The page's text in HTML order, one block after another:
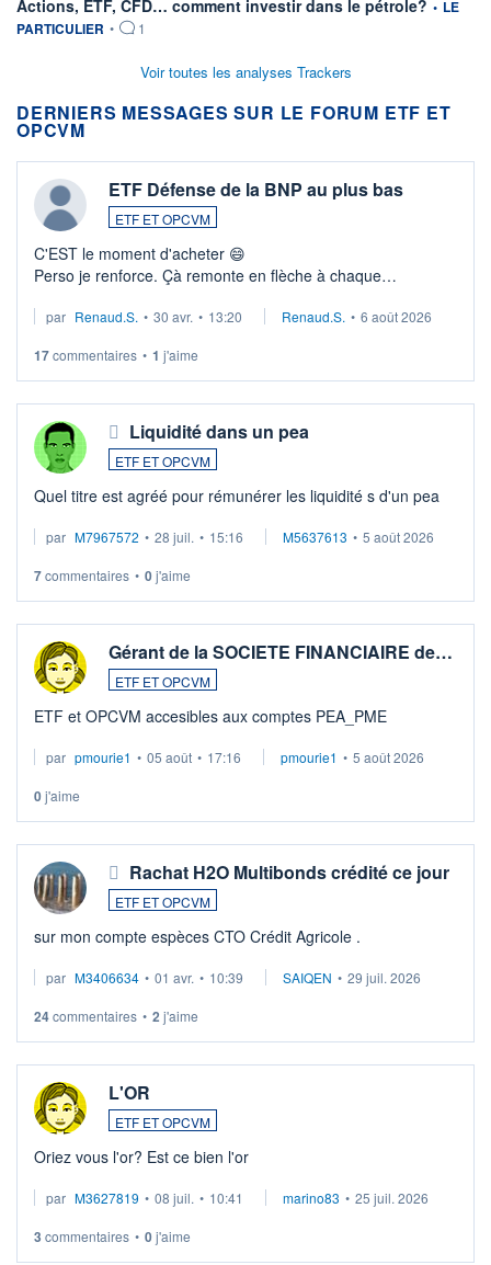
Actions, ETF, CFD… comment investir dans le pétrole? • LE
PARTICULIER • 1
Voir toutes les analyses Trackers
DERNIERS MESSAGES SUR LE FORUM ETF ET
OPCVM
ETF Défense de la BNP au plus bas
ETF ET OPCVM
C'EST le moment d'acheter 😄​
Perso je renforce. Çà remonte en flèche à chaque
Investissement long terme tip top pour sa retraite.
par Renaud.S. • 30 avr. • 13:20 Renaud.S. • 6 août 2026
17commentaires • 1 j'aime
Liquidité dans un pea
ETF ET OPCVM
Quel titre est agréé pour rémunérer les liquidité s d'un pea
par M7967572 • 28 juil. • 15:16 M5637613 • 5 août 2026
7commentaires • 0j'aime
Gérant de la SOCIETE FINANCIAIRE de…
ETF ET OPCVM
ETF et OPCVM accesibles aux comptes PEA_PME
par pmourie1 • 05 août • 17:16 pmourie1 • 5 août 2026
0j'aime
Rachat H2O Multibonds crédité ce jour
ETF ET OPCVM
sur mon compte espèces CTO Crédit Agricole .
par M3406634 • 01 avr. • 10:39 SAIQEN • 29 juil. 2026
24commentaires • 2 j'aime
L'OR
ETF ET OPCVM
Oriez vous l'or? Est ce bien l'or
par M3627819 • 08 juil. • 10:41 marino83 • 25 juil. 2026
3 commentaires • 0j'aime